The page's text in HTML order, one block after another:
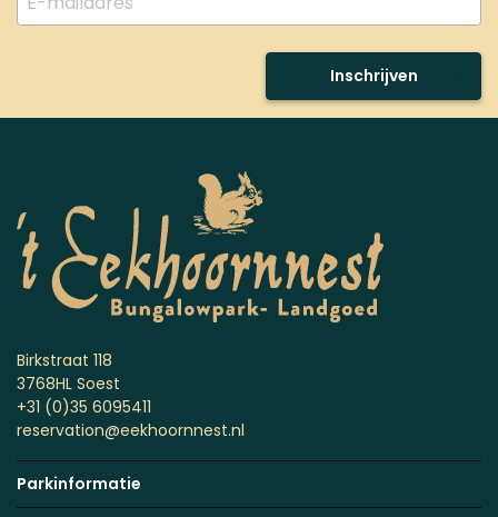
Inschrijven
Birkstraat 118
3768HL Soest
+31 (0)35 6095411
reservation@eekhoornnest.nl
Parkinformatie